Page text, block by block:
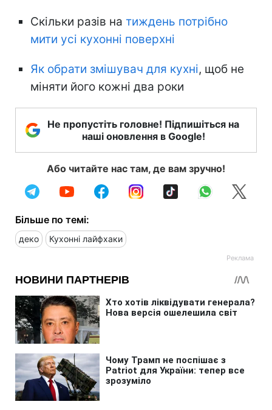
Скільки разів на тиждень потрібно
мити усі кухонні поверхні
Як обрати змішувач для кухні, щоб не
міняти його кожні два роки
Не пропустіть головне! Підпишіться на
наші оновлення в Google!
Або читайте нас там, де вам зручно!
Більше по темі:
деко Кухонні лайфхаки